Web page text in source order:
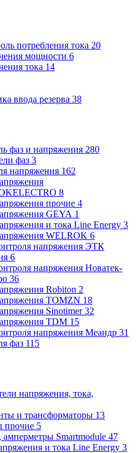
потребления тока 20
мощности 6
тока 14
ввода резерва 38
фаз и напряжения 280
фаз 3
напряжения 162
8
прочие 4
GEYA 1
и тока Line Energy 3
WELROK 6
напряжения ЭТК
6
напряжения Новатек-
36
Robiton 2
TOMZN 18
Sinotimer 32
TDM 15
напряжения Меандр 31
фаз 115
напряжения, тока,
и трансформаторы 13
прочие 5
амперметры Smartmodule 47
и тока Line Energy 3